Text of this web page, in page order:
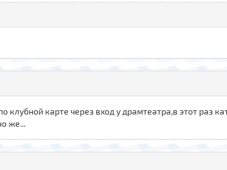
карте через вход у драмтеатра,в этот раз
же...